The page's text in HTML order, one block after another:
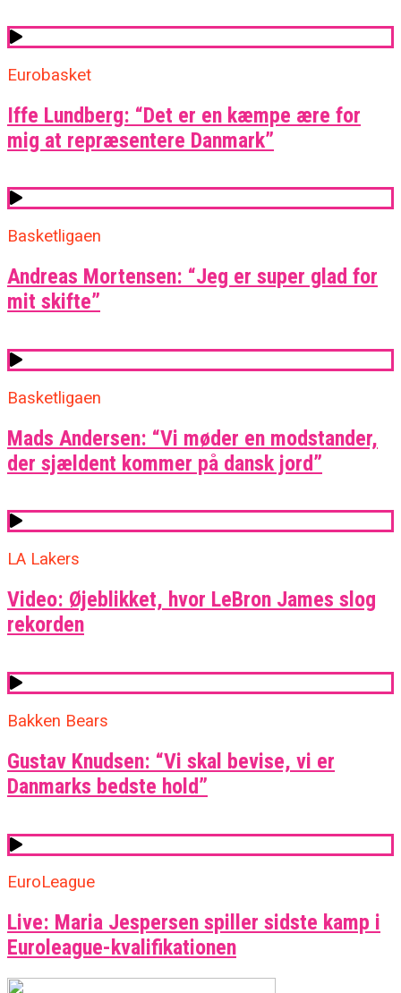
Eurobasket
Iffe Lundberg: “Det er en kæmpe ære for
mig at repræsentere Danmark”
Basketligaen
Andreas Mortensen: “Jeg er super glad for
mit skifte”
Basketligaen
Mads Andersen: “Vi møder en modstander,
der sjældent kommer på dansk jord”
LA Lakers
Video: Øjeblikket, hvor LeBron James slog
rekorden
Bakken Bears
Gustav Knudsen: “Vi skal bevise, vi er
Danmarks bedste hold”
EuroLeague
Live: Maria Jespersen spiller sidste kamp i
Euroleague-kvalifikationen